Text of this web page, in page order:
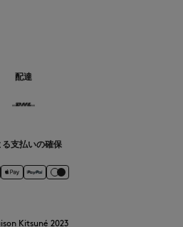
配達
る支払いの確保
Kitsuné 2023